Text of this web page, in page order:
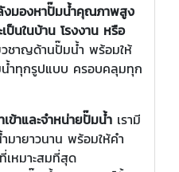
งมองหาปั๊มน้ำคุณภาพสูง
ป็นในบ้าน โรงงาน หรือ
วชาญด้านปั๊มน้ำ พร้อมให้
ำทุกรูปแบบ ครอบคลุมทุก
ข้าและจำหน่ายปั๊มน้ำ เรามี
ายาวนาน พร้อมให้คำ
เหมาะสมที่สุด